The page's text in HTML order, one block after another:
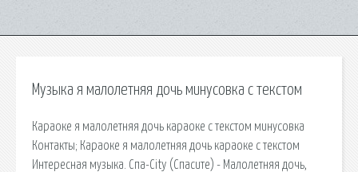
Музыка я малолетняя дочь минусовка с текстом
Караоке я малолетняя дочь караоке с текстом минусовка
Контакты; Караоке я малолетняя дочь караоке с текстом
Интересная музыка. Спа-City (Спасите) - Малолетняя дочь,